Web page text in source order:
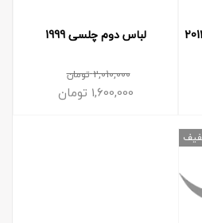
لباس دوم چلسی 1999
2,010,000تومان
1,600,000 تومان